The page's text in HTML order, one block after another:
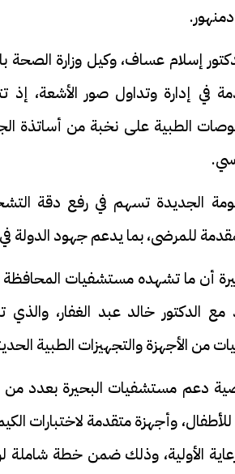
إسلام عساف، وكيل وزارة
في إدارة وتداول صور الأشعة،
الطبية على نخبة من أساتذة
الجديدة تسهم في رفع دقة
للمرضى، بما يدعم جهود الدولة
أن ما تشهده مستشفيات المحافظة
مع الدكتور خالد عبد الغفار،
من الأجهزة والتجهيزات الطبية
دعم مستشفيات البحيرة بعدد من
وأجهزة متقدمة لاختبارات
الأولية، وذلك ضمن خطة شاملة